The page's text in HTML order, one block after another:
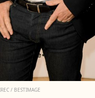
/ BESTIMAGE